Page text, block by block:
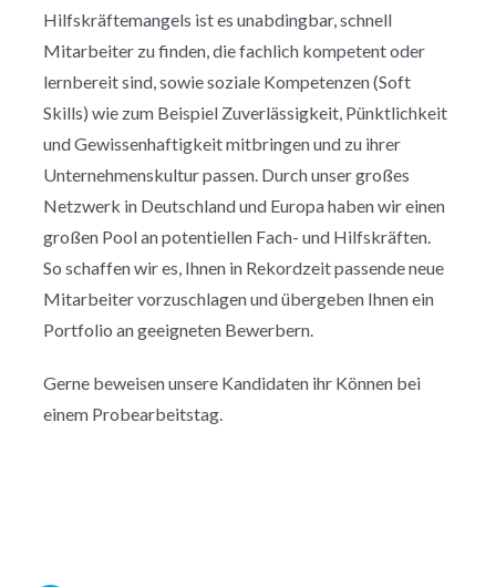
Hilfskräftemangels ist es unabdingbar, schnell
Mitarbeiter zu finden, die fachlich kompetent oder
lernbereit sind, sowie soziale Kompetenzen (Soft
Skills) wie zum Beispiel Zuverlässigkeit, Pünktlichkeit
und Gewissenhaftigkeit mitbringen und zu ihrer
Unternehmenskultur passen. Durch unser großes
Netzwerk in Deutschland und Europa haben wir einen
großen Pool an potentiellen Fach- und Hilfskräften.
So schaffen wir es, Ihnen in Rekordzeit passende neue
Mitarbeiter vorzuschlagen und übergeben Ihnen ein
Portfolio an geeigneten Bewerbern.
Gerne beweisen unsere Kandidaten ihr Können bei
einem Probearbeitstag.